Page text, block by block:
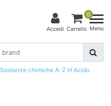
Accedi
0
Carrello Menu
Sostanze chimiche A-Z H Acido